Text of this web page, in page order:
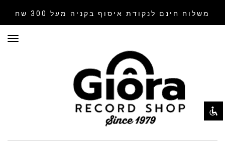
השבת את ההבזקים
סמן כותרות
צבע רקע
זום (הקטנה)
משלוח חינם לנקודת איסוף בקניה מעל 300 שח